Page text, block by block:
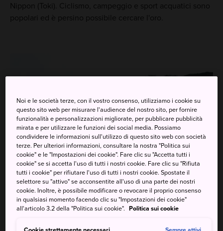
Nippon (Toki). Ciclismo, campeggio e sport acquatici sono
popolari ed è persino possibile cercare l'oro.
Noi e le società terze, con il vostro consenso, utilizziamo i cookie su
questo sito web per misurare l'audience del nostro sito, per fornire
funzionalità e personalizzazioni migliorate, per pubblicare pubblicità
mirata e per utilizzare le funzioni dei social media. Possiamo
condividere le informazioni sull'utilizzo di questo sito web con società
terze. Per ulteriori informazioni, consultare la nostra "Politica sui
cookie" e le "Impostazioni dei cookie". Fare clic su "Accetta tutti i
cookie" se si accetta l'uso di tutti i nostri cookie. Fare clic su "Rifiuta
tutti i cookie" per rifiutare l'uso di tutti i nostri cookie. Spostate il
selettore su "attivo" se acconsentite all'uso di una parte dei nostri
cookie. Inoltre, è possibile modificare o revocare il proprio consenso
in qualsiasi momento facendo clic su "Impostazioni dei cookie"
all'articolo 3.2 della "Politica sui cookie". Politica sui cookie